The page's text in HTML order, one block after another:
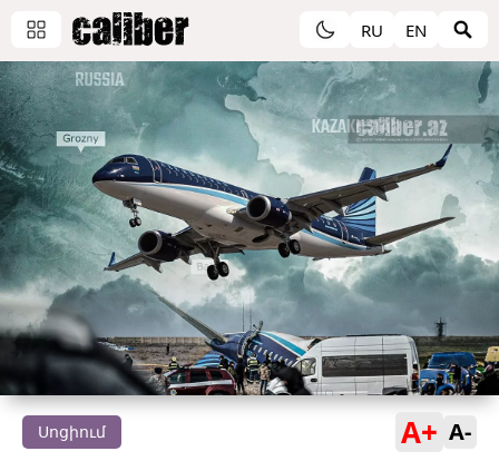
RU EN
Սոցիում A+ A-